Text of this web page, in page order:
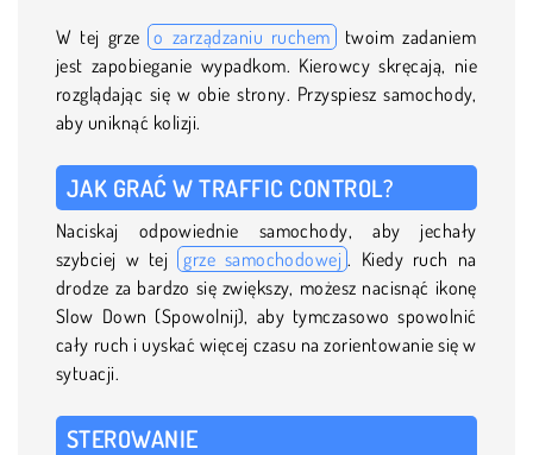
W tej grze o zarządzaniu ruchem twoim zadaniem
jest zapobieganie wypadkom. Kierowcy skręcają, nie
rozglądając się w obie strony. Przyspiesz samochody,
aby uniknąć kolizji.
JAK GRAĆ W TRAFFIC CONTROL?
Naciskaj odpowiednie samochody, aby jechały
szybciej w tej grze samochodowej . Kiedy ruch na
drodze za bardzo się zwiększy, możesz nacisnąć ikonę
Slow Down (Spowolnij), aby tymczasowo spowolnić
cały ruch i uyskać więcej czasu na zorientowanie się w
sytuacji.
STEROWANIE